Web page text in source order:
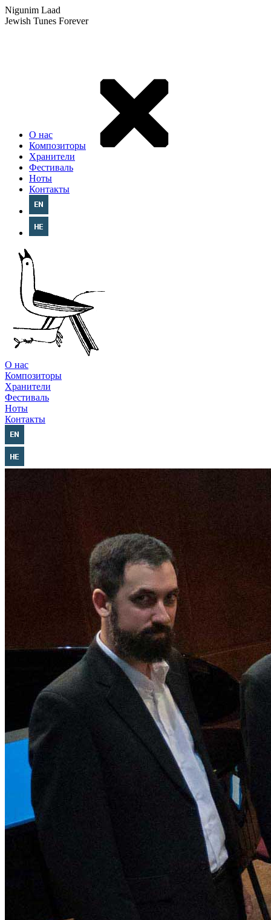
Nigunim Laad
Jewish Tunes Forever
О нас
Композиторы
Хранители
Фестиваль
Ноты
Контакты
О нас
Композиторы
Хранители
Фестиваль
Ноты
Контакты